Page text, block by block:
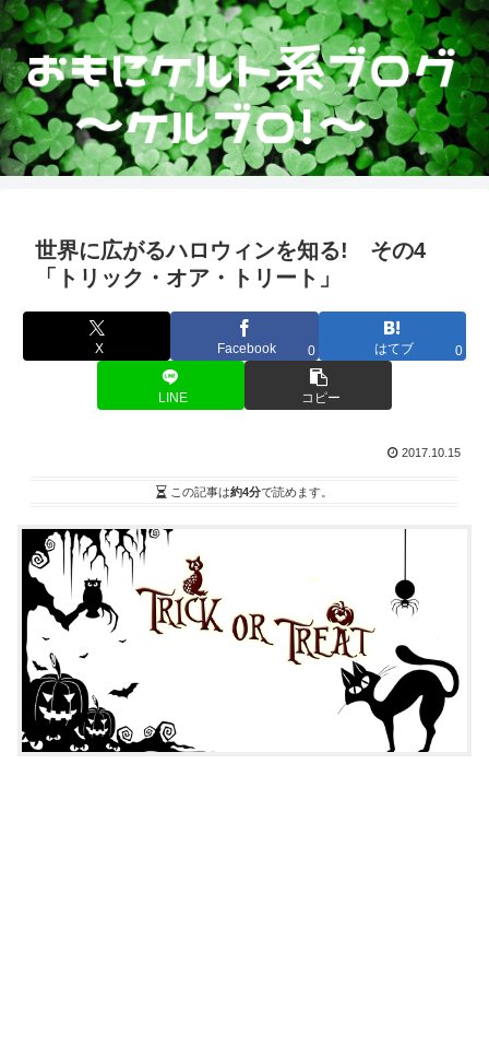
世界に広がるハロウィンを知る! その4
「トリック・オア・トリート」
X Facebook 0 はてブ 0
LINE コピー
2017.10.15
この記事は約4分で読めます。